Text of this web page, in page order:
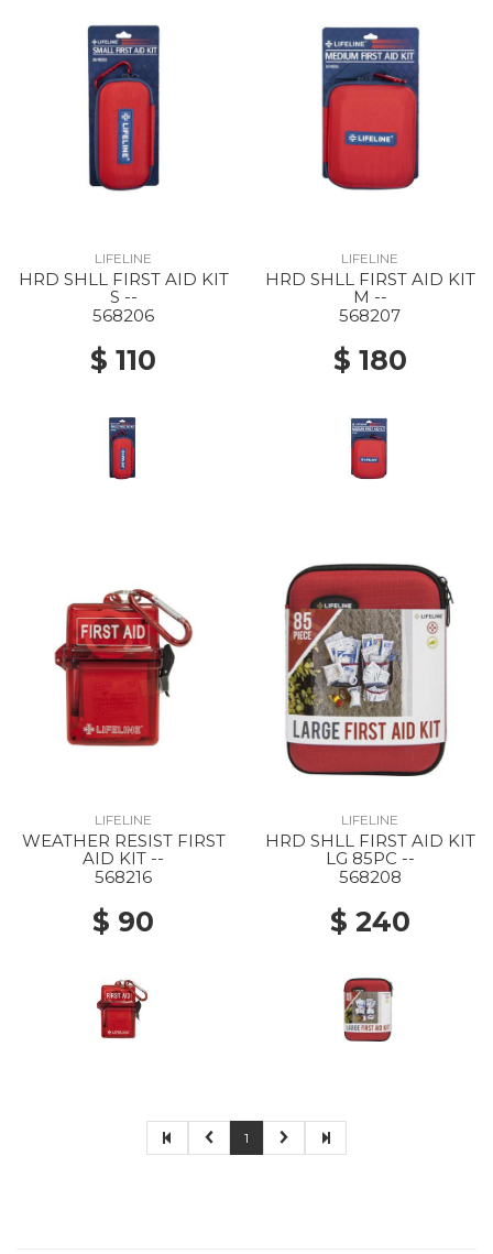
LIFELINE
HRD SHLL FIRST AID KIT
S --
568206
$ 110
LIFELINE
HRD SHLL FIRST AID KIT
M --
568207
$ 180
LIFELINE
WEATHER RESIST FIRST
AID KIT --
568216
$ 90
LIFELINE
HRD SHLL FIRST AID KIT
LG 85PC --
568208
$ 240
1